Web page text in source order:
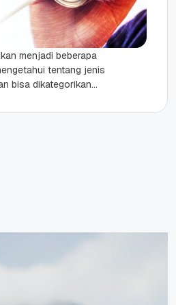
menjadi beberapa
tentang jenis
bisa dikategorikan